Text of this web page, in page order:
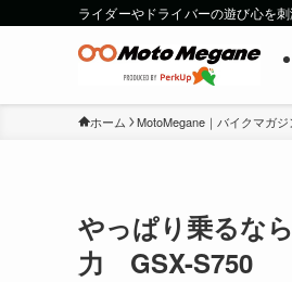
ライダーやドライバーの遊び心を
ホーム MotoMegane｜バイクマガジ
やっぱり乗るな
力 GSX-S750